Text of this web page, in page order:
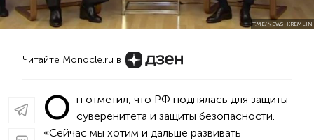
T.ME/NEWS_KREMLIN
Читайте Monocle.ru в
О н отметил, что РФ поднялась для защиты
суверенитета и защиты безопасности.
«Сейчас мы хотим и дальше развивать